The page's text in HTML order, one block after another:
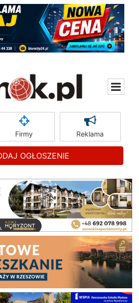
Firmy Reklama
OGŁOSZENIE